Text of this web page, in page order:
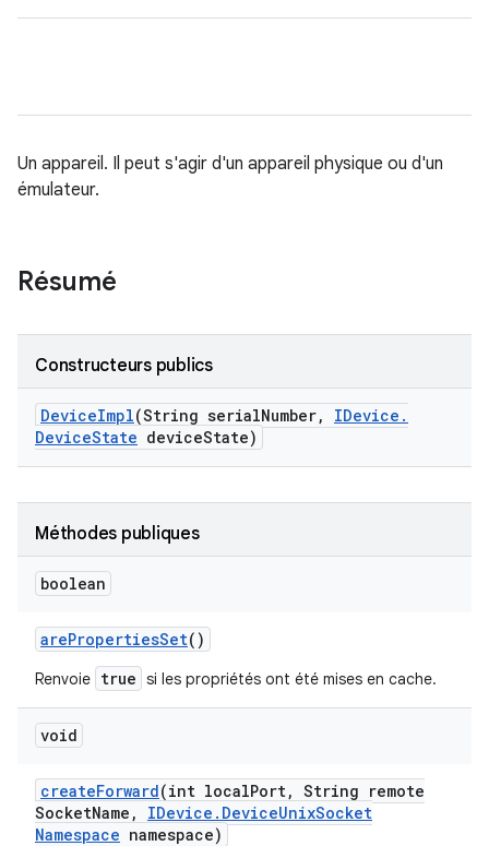
Un appareil. Il peut s'agir d'un appareil physique ou d'un
émulateur.
Résumé
Constructeurs publics
DeviceImpl(String serialNumber, IDevice .
DeviceState deviceState)
Méthodes publiques
boolean
arePropertiesSet()
Renvoie true si les propriétés ont été mises en cache.
void
createForward(int localPort, String remote
SocketName , IDevice . DeviceUnixSocket
Namespace namespace)